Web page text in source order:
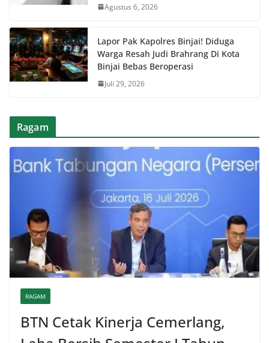
Agustus 6, 2026
Lapor Pak Kapolres Binjai! Diduga
Warga Resah Judi Brahrang Di Kota
Binjai Bebas Beroperasi
Juli 29, 2026
Ragam
RAGAM
BTN Cetak Kinerja Cemerlang,